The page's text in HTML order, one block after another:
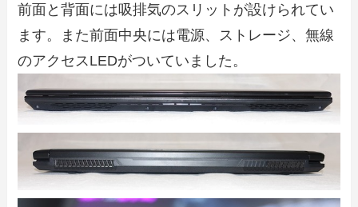
前面と背面には吸排気のスリットが設けられてい
ます。また前面中央には電源、ストレージ、無線
のアクセスLEDがついていました。